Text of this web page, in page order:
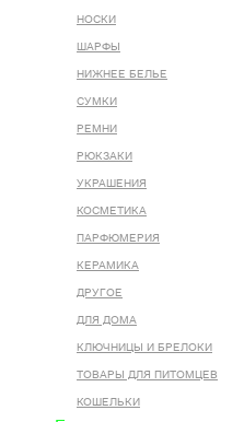
НОСКИ
ШАРФЫ
НИЖНЕЕ БЕЛЬЕ
СУМКИ
РЕМНИ
РЮКЗАКИ
УКРАШЕНИЯ
КОСМЕТИКА
ПАРФЮМЕРИЯ
КЕРАМИКА
ДРУГОЕ
ДЛЯ ДОМА
КЛЮЧНИЦЫ И БРЕЛОКИ
ТОВАРЫ ДЛЯ ПИТОМЦЕВ
КОШЕЛЬКИ